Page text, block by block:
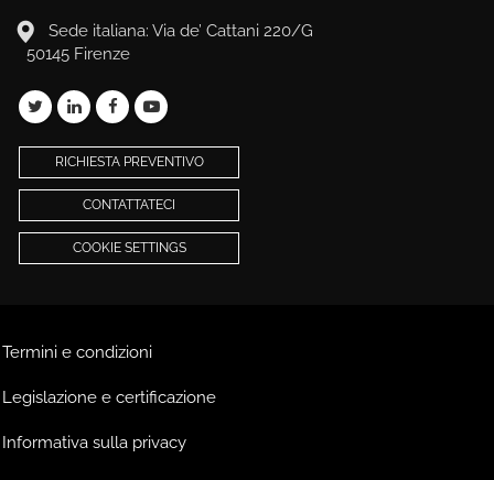
Sede italiana: Via de’ Cattani 220/G
50145 Firenze
RICHIESTA PREVENTIVO
CONTATTATECI
COOKIE SETTINGS
Termini e condizioni
Legislazione e certificazione
Informativa sulla privacy